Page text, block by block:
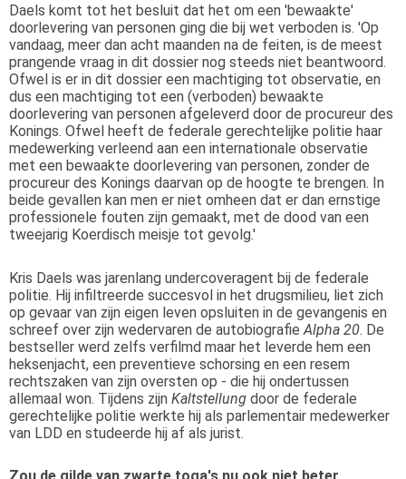
Daels komt tot het besluit dat het om een 'bewaakte'
doorlevering van personen ging die bij wet verboden is. 'Op
vandaag, meer dan acht maanden na de feiten, is de meest
prangende vraag in dit dossier nog steeds niet beantwoord.
Ofwel is er in dit dossier een machtiging tot observatie, en
dus een machtiging tot een (verboden) bewaakte
doorlevering van personen afgeleverd door de procureur des
Konings. Ofwel heeft de federale gerechtelijke politie haar
medewerking verleend aan een internationale observatie
met een bewaakte doorlevering van personen, zonder de
procureur des Konings daarvan op de hoogte te brengen. In
beide gevallen kan men er niet omheen dat er dan ernstige
professionele fouten zijn gemaakt, met de dood van een
tweejarig Koerdisch meisje tot gevolg.'
Kris Daels was jarenlang undercoveragent bij de federale
politie. Hij infiltreerde succesvol in het drugsmilieu, liet zich
op gevaar van zijn eigen leven opsluiten in de gevangenis en
schreef over zijn wedervaren de autobiografie Alpha 20. De
bestseller werd zelfs verfilmd maar het leverde hem een
heksenjacht, een preventieve schorsing en een resem
rechtszaken van zijn oversten op - die hij ondertussen
allemaal won. Tijdens zijn Kaltstellung door de federale
gerechtelijke politie werkte hij als parlementair medewerker
van LDD en studeerde hij af als jurist.